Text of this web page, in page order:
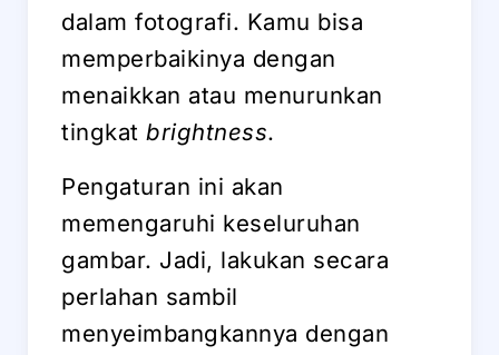
dalam fotografi. Kamu bisa
memperbaikinya dengan
menaikkan atau menurunkan
tingkat brightness.
Pengaturan ini akan
memengaruhi keseluruhan
gambar. Jadi, lakukan secara
perlahan sambil
menyeimbangkannya dengan